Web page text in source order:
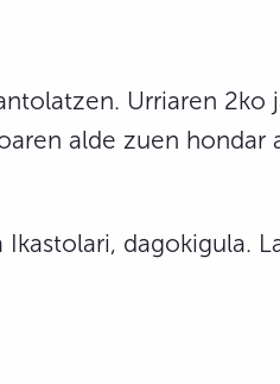
Urriaren
alde zuen
dagokigula.